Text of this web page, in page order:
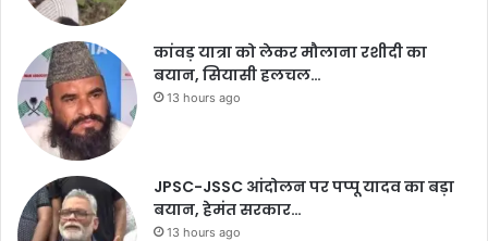
कांवड़ यात्रा को लेकर मौलाना रशीदी का
बयान, सियासी हलचल…
13 hours ago
JPSC-JSSC आंदोलन पर पप्पू यादव का बड़ा
बयान, हेमंत सरकार…
13 hours ago